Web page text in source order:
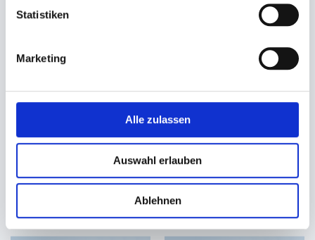
Statistiken
Marketing
Alle zulassen
Auswahl erlauben
Ablehnen
In den Warenkorb
Salatschalen 500/750ml)
22,41 €